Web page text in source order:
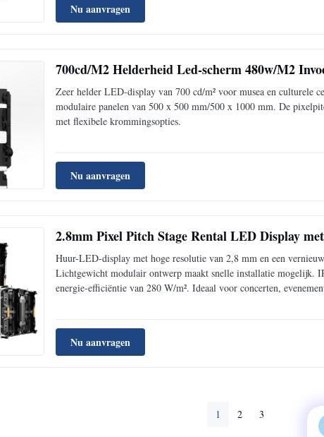
Nu aanvragen
700cd/M2 Helderheid Led-scherm 480w/M2
Zeer helder LED-display van 700 cd/m² voor musea en culturele
modulaire panelen van 500 x 500 mm/500 x 1000 mm. De
met flexibele krommingsopties.
Nu aanvragen
2.8mm Pixel Pitch Stage Rental LED Display
Huur-LED-display met hoge resolutie van 2,8 mm en een
Lichtgewicht modulair ontwerp maakt snelle installatie mogelijk.
energie-efficiëntie van 280 W/m². Ideaal voor concerten,
Nu aanvragen
1 2 3